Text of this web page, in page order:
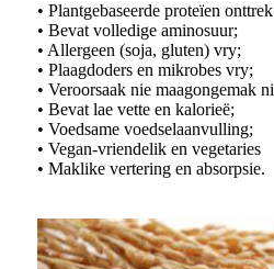
• Plantgebaseerde proteïen
• Bevat volledige aminosuur;
• Allergeen (soja, gluten) vry;
• Plaagdoders en mikrobes vry;
• Veroorsaak nie maagongemak
• Bevat lae vette en kalorieë;
• Voedsame voedselaanvulling;
• Vegan-vriendelik en vegetaries
• Maklike vertering en absorpsie.